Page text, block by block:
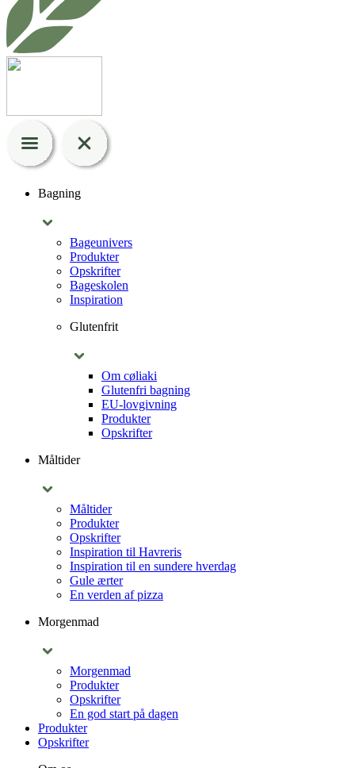
Bagning
Bageunivers
Produkter
Opskrifter
Bageskolen
Inspiration
Glutenfrit
Om cøliaki
Glutenfri bagning
EU-lovgivning
Produkter
Opskrifter
Måltider
Måltider
Produkter
Opskrifter
Inspiration til Havreris
Inspiration til en sundere hverdag
Gule ærter
En verden af pizza
Morgenmad
Morgenmad
Produkter
Opskrifter
En god start på dagen
Produkter
Opskrifter